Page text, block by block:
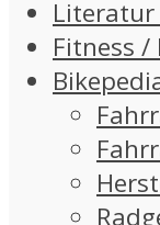
Literatur
Fitness /